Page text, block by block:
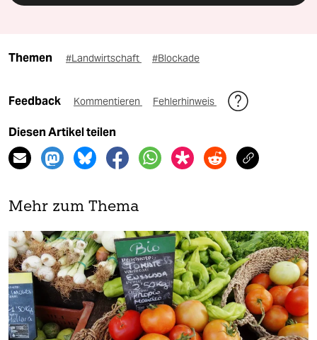
Themen #Landwirtschaft #Blockade
Feedback Kommentieren Fehlerhinweis
Diesen Artikel teilen
Mehr zum Thema